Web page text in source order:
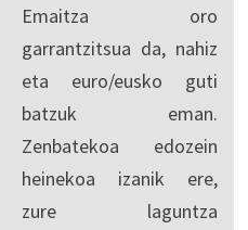
Emaitza oro
garrantzitsua da, nahiz
eta euro/eusko guti
batzuk eman.
Zenbatekoa edozein
heinekoa izanik ere,
zure laguntza